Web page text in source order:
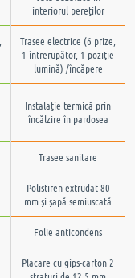
interiorul pereţilor
Trasee electrice (6 prize,
1 întrerupător, 1 poziţie
lumină) /încăpere
Instalaţie termică prin
încălzire în pardosea
Trasee sanitare
Polistiren extrudat 80
mm şi şapă semiuscată
Folie anticondens
Placare cu gips-carton 2